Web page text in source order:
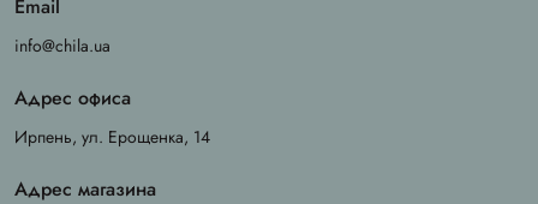
Email
info@chila.ua
Адрес офиса
Ирпень, ул. Ерощенка, 14
Адрес магазина